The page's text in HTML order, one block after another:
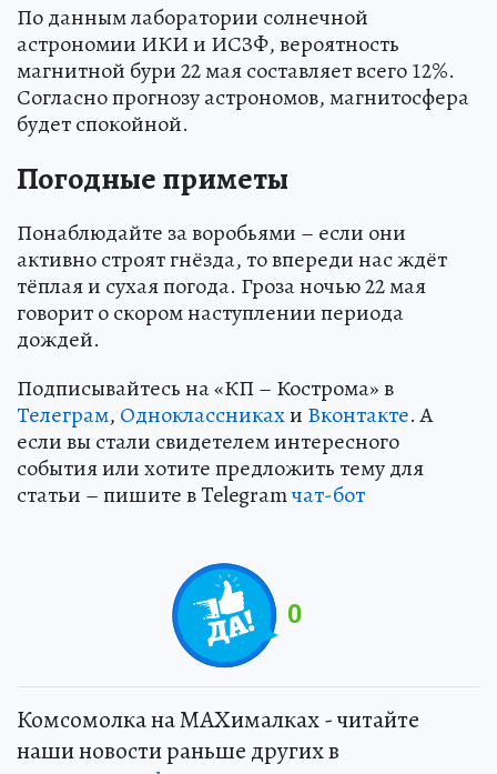
По данным лаборатории солнечной
астрономии ИКИ и ИСЗФ, вероятность
магнитной бури 22 мая составляет всего 12%.
Согласно прогнозу астрономов, магнитосфера
будет спокойной.
Погодные приметы
Понаблюдайте за воробьями – если они
активно строят гнёзда, то впереди нас ждёт
тёплая и сухая погода. Гроза ночью 22 мая
говорит о скором наступлении периода
дождей.
Подписывайтесь на «КП – Кострома» в
Телеграм, Одноклассникахи Вконтакте. А
если вы стали свидетелем интересного
события или хотите предложить тему для
статьи – пишите в Telegramчат-бот
0
Комсомолка на MAXималках - читайте
наши новости раньше других в